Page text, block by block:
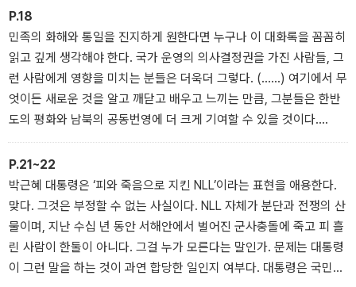
정도 함께 전하려고 했다. 이것은 ‘무모한 도전’이었는지 모른다. 그러
나 어쨌든 나는 그 일을 했다. 만약 제대로 해냈다면, 독자들이 ‘대통
령의 눈높이’에서 ‘대통령이 된 기분’으로 남북정상회담을 ‘느낄’ 수 있
을 것이다.
P.18
민족의 화해와 통일을 진지하게 원한다면 누구나 이 대화록을 꼼꼼히
읽고 깊게 생각해야 한다. 국가 운영의 의사결정권을 가진 사람들, 그
런 사람에게 영향을 미치는 분들은 더욱더 그렇다. (……) 여기에서 무
엇이든 새로운 것을 알고 깨닫고 배우고 느끼는 만큼, 그분들은 한반
도의 평화와 남북의 공동번영에 더 크게 기여할 수 있을 것이다.
(……) 감정에 격하게 휩쓸린 사람들은 심각한 오독誤讀과 난독難讀
증세를 보였다. 그분들의 논리적 사고능력이 부족해서가 아니었다.
심리적·정서적 장애가 문제였다.
P.21~22
박근혜 대통령은 ‘피와 죽음으로 지킨 NLL’이라는 표현을 애용한다.
맞다. 그것은 부정할 수 없는 사실이다. NLL 자체가 분단과 전쟁의 산
물이며, 지난 수십 년 동안 서해안에서 벌어진 군사충돌에 죽고 피 흘
린 사람이 한둘이 아니다. 그걸 누가 모른다는 말인가. 문제는 대통령
이 그런 말을 하는 것이 과연 합당한 일인지 여부다. 대통령은 국민의